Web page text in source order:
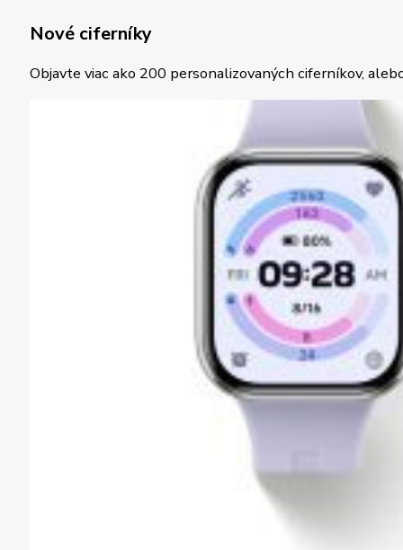
Nové ciferníky
Objavte viac ako 200 personalizovaných ciferníkov,